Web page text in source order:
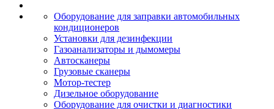
Оборудование для заправки автомобильных
кондиционеров
Установки для дезинфекции
Газоанализаторы и дымомеры
Автосканеры
Грузовые сканеры
Мотор-тестер
Дизельное оборудование
Оборудование для очистки и диагностики